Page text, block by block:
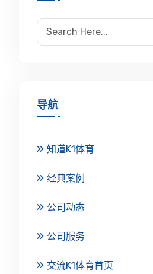
导航
知道K1体育
经典案例
公司动态
公司服务
交流K1体育首页